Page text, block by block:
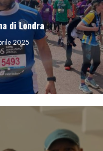
di Londra
2025